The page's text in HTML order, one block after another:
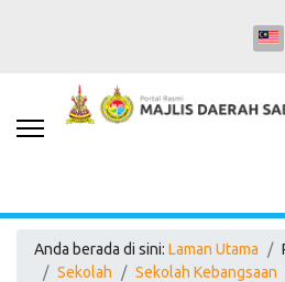
Anda berada di sini: Laman Utama
Sekolah
Sekolah Kebangsaan